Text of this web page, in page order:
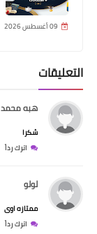
09 أغسطس 2026
التعليقات
هبه محمد
شكرا
اترك رداً
لولو
ممتازه اوى
اترك رداً